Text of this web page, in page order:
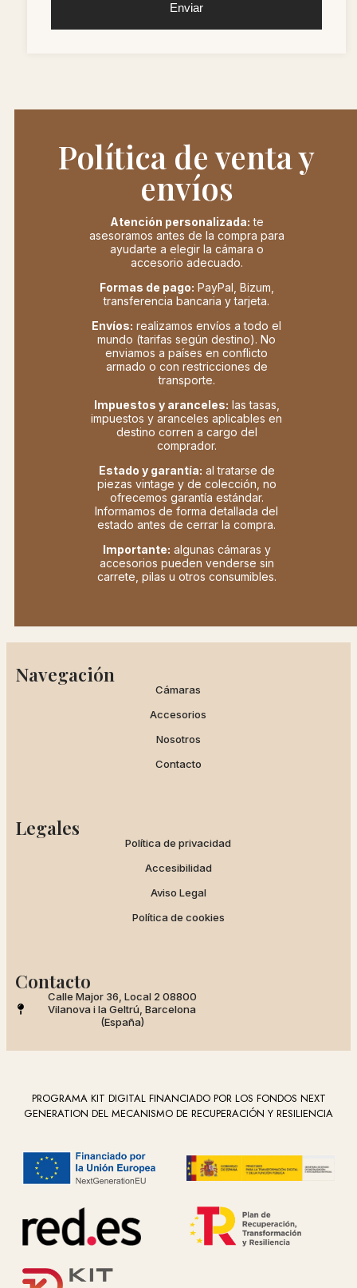
Enviar
Política de venta y
envíos
Atención personalizada: te
asesoramos antes de la compra para
ayudarte a elegir la cámara o
accesorio adecuado.
Formas de pago: PayPal, Bizum,
transferencia bancaria y tarjeta.
Envíos: realizamos envíos a todo el
mundo (tarifas según destino). No
enviamos a países en conflicto
armado o con restricciones de
transporte.
Impuestos y aranceles: las tasas,
impuestos y aranceles aplicables en
destino corren a cargo del
comprador.
Estado y garantía: al tratarse de
piezas vintage y de colección, no
ofrecemos garantía estándar.
Informamos de forma detallada del
estado antes de cerrar la compra.
Importante: algunas cámaras y
accesorios pueden venderse sin
carrete, pilas u otros consumibles.
Navegación
Cámaras
Accesorios
Nosotros
Contacto
Legales
Política de privacidad
Accesibilidad
Aviso Legal
Política de cookies
Contacto
Calle Major 36, Local 2 08800
Vilanova i la Geltrú, Barcelona
(España)
PROGRAMA KIT DIGITAL FINANCIADO POR LOS FONDOS NEXT
GENERATION DEL MECANISMO DE RECUPERACIÓN Y RESILIENCIA